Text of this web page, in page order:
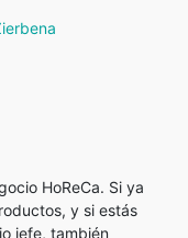
HoReCa. Si ya
y si estás
jefe, también